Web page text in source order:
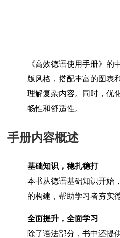
《高效德语使用手册》的
版风格，搭配丰富的图表
理解复杂内容。同时，优
畅性和舒适性。
手册内容概述
基础知识，稳扎稳打
本书从德语基础知识开始
的构建，帮助学习者夯实
全面提升，全面学习
除了语法部分，书中还提